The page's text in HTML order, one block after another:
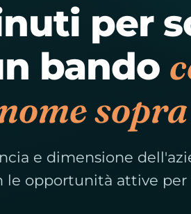
per
bando
sopra
e dimensione
le opportunità attive per